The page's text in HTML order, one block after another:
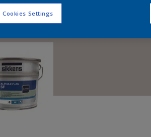
Cookies Settings